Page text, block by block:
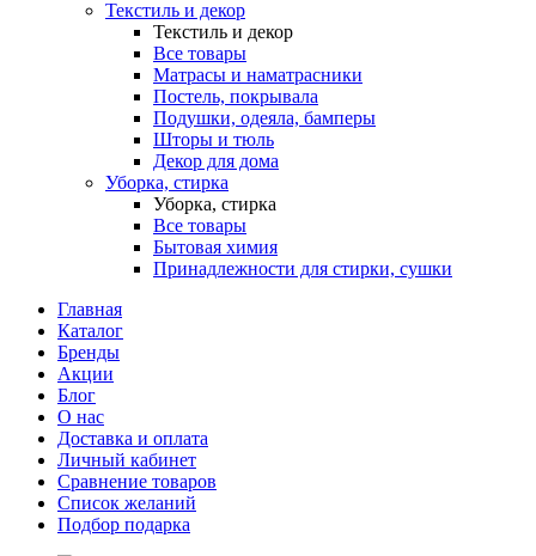
Текстиль и декор
Текстиль и декор
Все товары
Матрасы и наматрасники
Постель, покрывала
Подушки, одеяла, бамперы
Шторы и тюль
Декор для дома
Уборка, стирка
Уборка, стирка
Все товары
Бытовая химия
Принадлежности для стирки, сушки
Главная
Каталог
Бренды
Акции
Блог
О нас
Доставка и оплата
Личный кабинет
Сравнение товаров
Список желаний
Подбор подарка